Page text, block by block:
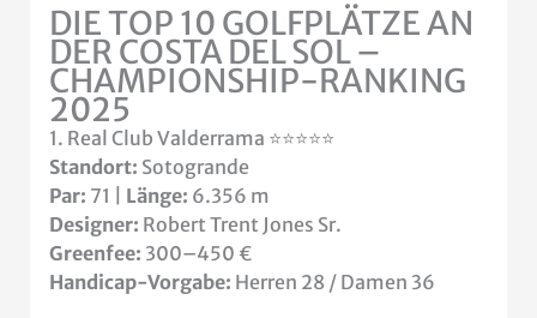
DIE TOP 10 GOLFPLÄTZE AN
DER COSTA DEL SOL –
CHAMPIONSHIP-RANKING
2025
1. Real Club Valderrama ⭐⭐⭐⭐⭐
Standort: Sotogrande
Par: 71 | Länge: 6.356 m
Designer: Robert Trent Jones Sr.
Greenfee: 300–450 €
Handicap-Vorgabe: Herren 28 / Damen 36